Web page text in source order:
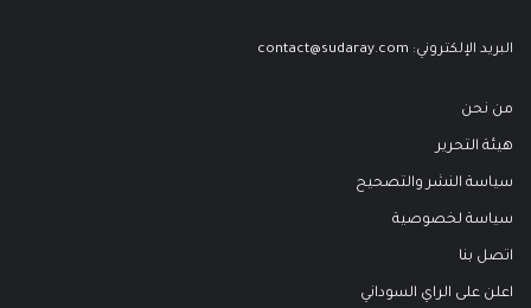
البريد الإلكتروني: contact@sudaray.com
من نحن
هيئة التحرير
سياسة النشر والتصحيح
سياسة لخصوصية
اتصل بنا
اعلن على الراي السوداني